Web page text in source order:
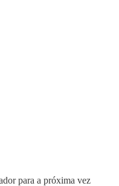
para a próxima vez